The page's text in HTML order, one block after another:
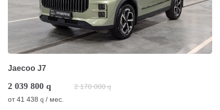
Jaecoo J7
2 039 800 q 2 170 000 q
от41 438 q / мес.